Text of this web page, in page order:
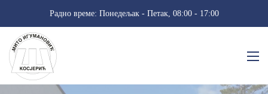
Радно време: Понедељак - Петак, 08:00 - 17:00